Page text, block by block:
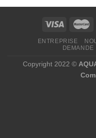
ENTREPRISE
DEMANDE
Copyright 2022 ©